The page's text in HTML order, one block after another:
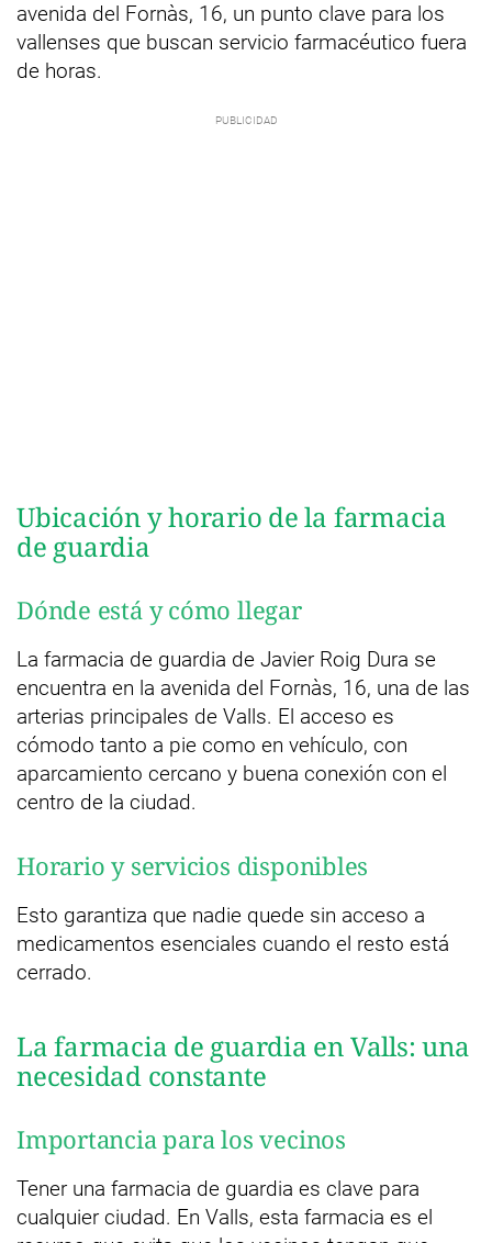
avenida del Fornàs, 16, un punto clave para los
vallenses que buscan servicio farmacéutico fuera
de horas.
Ubicación y horario de la farmacia
de guardia
Dónde está y cómo llegar
La farmacia de guardia de Javier Roig Dura se
encuentra en la avenida del Fornàs, 16, una de las
arterias principales de Valls. El acceso es
cómodo tanto a pie como en vehículo, con
aparcamiento cercano y buena conexión con el
centro de la ciudad.
Horario y servicios disponibles
Esto garantiza que nadie quede sin acceso a
medicamentos esenciales cuando el resto está
cerrado.
La farmacia de guardia en Valls: una
necesidad constante
Importancia para los vecinos
Tener una farmacia de guardia es clave para
cualquier ciudad. En Valls, esta farmacia es el